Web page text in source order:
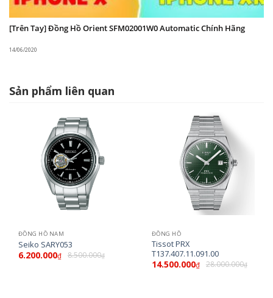
Màu mặt: Xanh lam
Vỏ: Thép không gỉ 316L
Đường kính: 39mm
Độ dày: 12mm
Độ chịu nước: 100m
Thông tin khác: Máy F6R42, lên cót tay, dừng kim
giây & kim đo năng lượng
[Trên Tay] Đồng Hồ Orient SFM02001W0 Automatic Chính Hãng
14/06/2020
Sản phẩm liên quan
ĐỒNG HỒ NAM
Seiko SARY053
6.200.000₫ 8.500.000₫
ĐỒNG HỒ
Tissot PRX
T137.407.11.091.00
14.500.000₫ 28.000.000₫